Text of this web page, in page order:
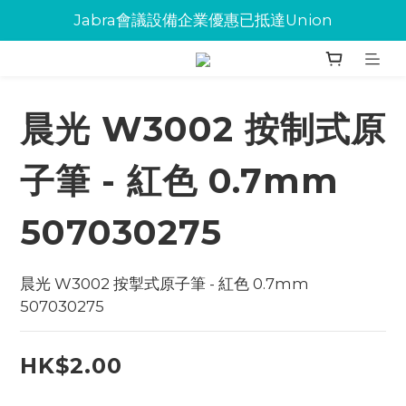
Jabra會議設備企業優惠已抵達Union
Jabra會議設備企業優惠已抵達Union
環保碳粉歡迎大量下單
晨光 W3002 按制式原
子筆 - 紅色 0.7mm
507030275
晨光 W3002 按掣式原子筆 - 紅色 0.7mm
507030275
HK$2.00